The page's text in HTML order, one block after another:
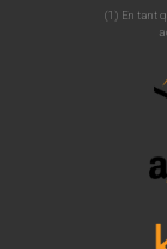
morte
lors de
les
– là je
ne sait
vrai,
(1) En tant